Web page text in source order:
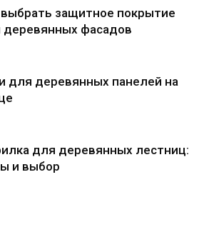
выбрать защитное покрытие
деревянных фасадов
для деревянных панелей на
для деревянных лестниц:
и выбор